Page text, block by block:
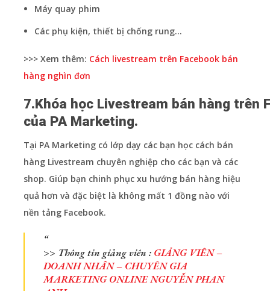
Máy quay phim
Các phụ kiện, thiết bị chống rung…
>>> Xem thêm: Cách livestream trên Facebook bán
hàng nghìn đơn
7.Khóa học Livestream bán hàng trên
của PA Marketing.
Tại PA Marketing có lớp dạy các bạn học cách bán
hàng Livestream chuyên nghiệp cho các bạn và các
shop. Giúp bạn chinh phục xu hướng bán hàng hiệu
quả hơn và đặc biệt là không mất 1 đồng nào với
nền tảng Facebook.
>> Thông tin giảng viên : GIẢNG VIÊN –
DOANH NHÂN – CHUYÊN GIA
MARKETING ONLINE NGUYỄN PHAN